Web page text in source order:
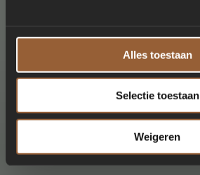
Alles toestaan
Selectie toestaan
Weigeren